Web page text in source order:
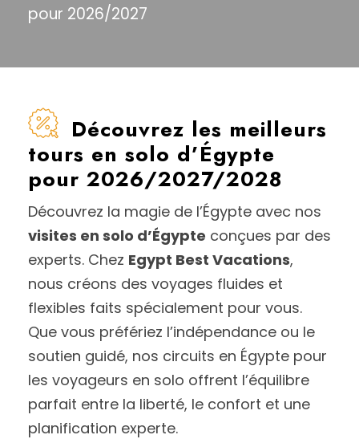
pour 2026/2027
Découvrez les meilleurs
tours en solo d’Égypte
pour 2026/2027/2028
Découvrez la magie de l’Égypte avec nos
visites en solo d’Égypte conçues par des
experts. Chez Egypt Best Vacations,
nous créons des voyages fluides et
flexibles faits spécialement pour vous.
Que vous préfériez l’indépendance ou le
soutien guidé, nos circuits en Égypte pour
les voyageurs en solo offrent l’équilibre
parfait entre la liberté, le confort et une
planification experte.